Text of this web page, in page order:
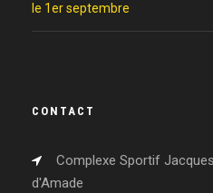
le 1er septembre
CONTACT
Complexe Sportif
d'Amade